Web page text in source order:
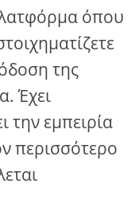
όπου
της
Έχει
την εμπειρία
περισσότερο